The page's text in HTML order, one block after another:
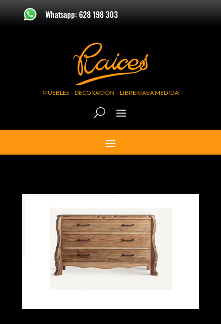
Whatsapp: 628 198 303
MUEBLES – DECORACIÓN – LIBRERÍAS A MEDIDA